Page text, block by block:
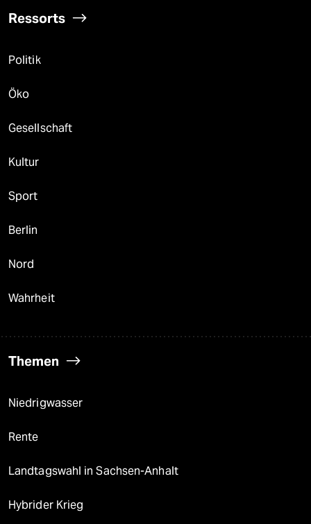
Ressorts
Politik
Öko
Gesellschaft
Kultur
Sport
Berlin
Nord
Wahrheit
Themen
Niedrigwasser
Rente
Landtagswahl in Sachsen-Anhalt
Hybrider Krieg